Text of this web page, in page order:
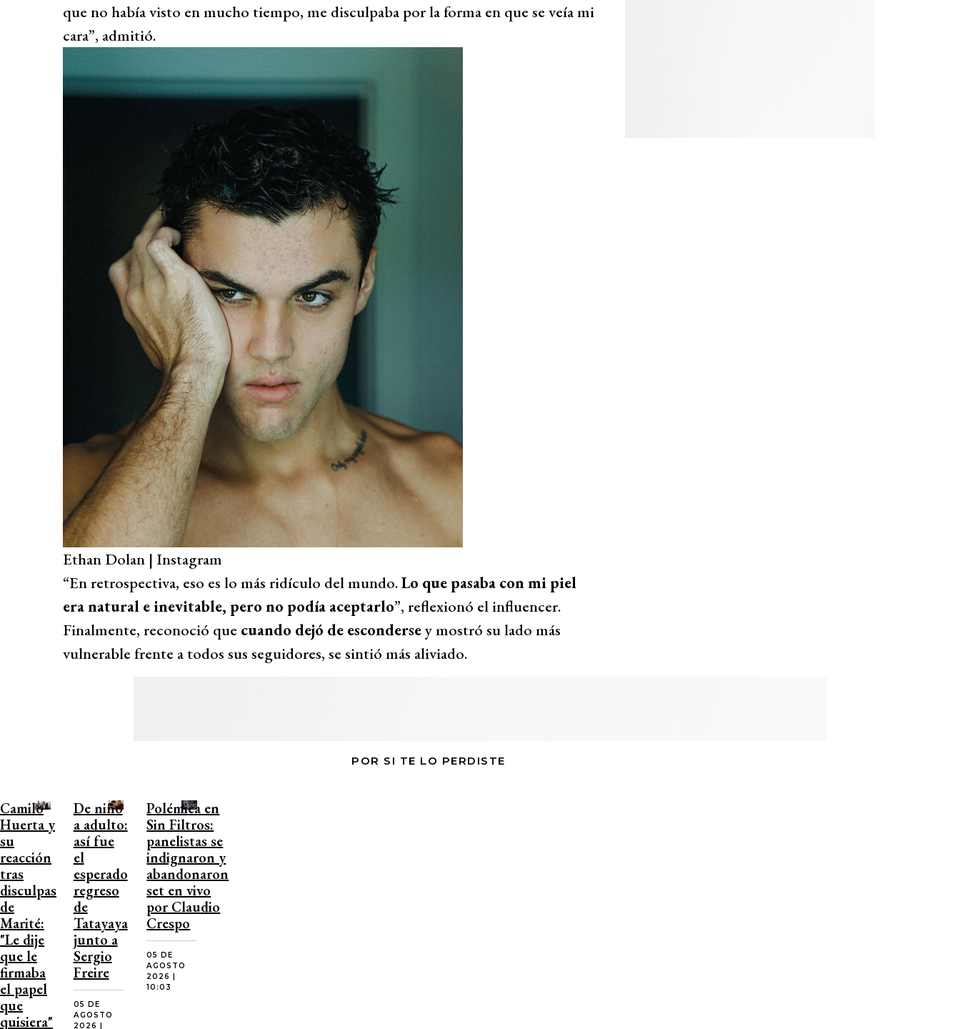
que no había visto en mucho tiempo, me disculpaba por la forma en que se veía mi
cara”, admitió.
Ethan Dolan | Instagram
“En retrospectiva, eso es lo más ridículo del mundo.Lo que pasaba con mi piel
era natural e inevitable, pero no podía aceptarlo”, reflexionó el influencer.
Finalmente, reconoció que cuando dejó de escondersey mostró su lado más
vulnerable frente a todos sus seguidores, se sintió más aliviado.
POR SI TE LO PERDISTE
Camilo
Huerta y
su
reacción
tras
disculpas
de
Marité:
"Le dije
que le
firmaba
el papel
que
quisiera"
De niño
a adulto:
así fue
el
esperado
regreso
de
Tatayaya
junto a
Sergio
Freire
05 DE
AGOSTO
2026 |
Polémica en
Sin Filtros:
panelistas se
indignaron y
abandonaron
set en vivo
por Claudio
Crespo
05 DE
AGOSTO
2026 |
10:03